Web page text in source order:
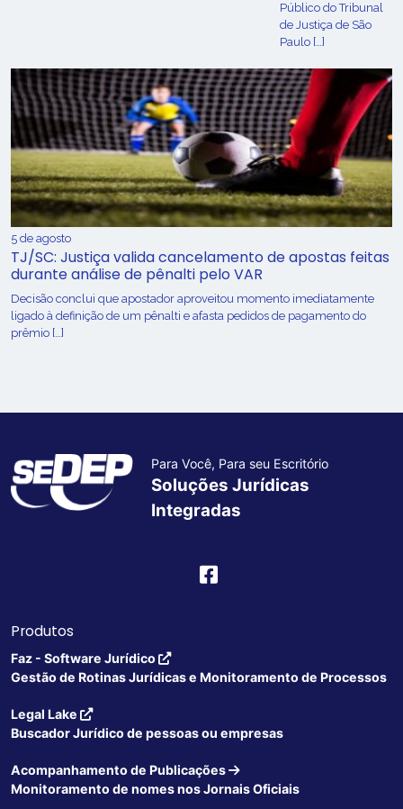
Público do Tribunal
de Justiça de São
Paulo […]
5 de agosto
TJ/SC: Justiça valida cancelamento de apostas feitas
durante análise de pênalti pelo VAR
Decisão conclui que apostador aproveitou momento imediatamente
ligado à definição de um pênalti e afasta pedidos de pagamento do
prêmio […]
Para Você, Para seu Escritório
Soluções Jurídicas
Integradas
Produtos
Faz - Software Jurídico
Gestão de Rotinas Jurídicas e Monitoramento de Processos
Legal Lake
Buscador Jurídico de pessoas ou empresas
Acompanhamento de Publicações
Monitoramento de nomes nos Jornais Oficiais